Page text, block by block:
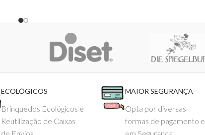
ECOLÓGICOS
Brinquedos Ecológicos e
Reutilização de Caixas
de Envios
MAIOR SEGURANÇA
Opta por diversas
formas de pagamento e
em Segurança.